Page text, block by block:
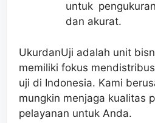
untuk
dan akurat.
UkurdanUji adalah unit
memiliki fokus
uji di Indonesia. Kami
mungkin menjaga kualitas
pelayanan untuk Anda.